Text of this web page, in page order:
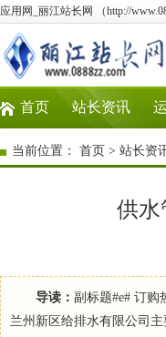
应用网_丽江站长网 （http://
首页 站长资讯
当前位置： 首页 > 站长资
供水
导读： 副标题#e# 订购
兰州新区给排水有限公司